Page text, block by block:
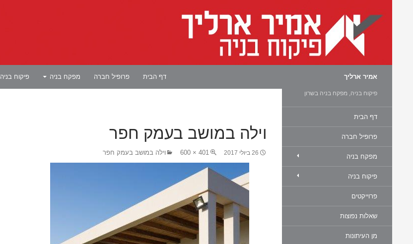
אמיר ארליך
דף הבית
פרופיל חברה מפקח בניה פיקוח בניה
וילה במושב בעמק חפר
26 ביולי 2017 401 × 600 וילה במושב בעמק חפר
פיקוח בניה, מפקח בניה בשרון
דף הבית
פרופיל חברה
מפקח בניה
פיקוח בניה
פרוייקטים
שאלות נפוצות
מן העיתונות